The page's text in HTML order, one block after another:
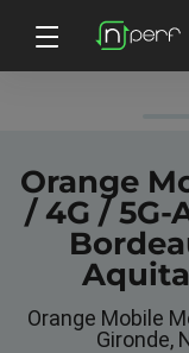
Orange
/ 4G / 5G-
Orange Mobile
Gironde,